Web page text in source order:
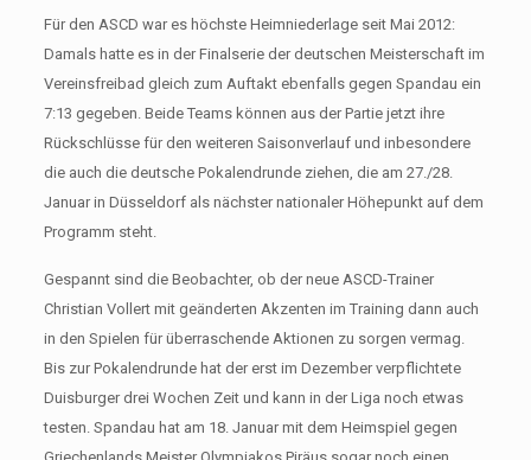
Für den ASCD war es höchste Heimniederlage seit Mai 2012:
Damals hatte es in der Finalserie der deutschen Meisterschaft im
Vereinsfreibad gleich zum Auftakt ebenfalls gegen Spandau ein
7:13 gegeben. Beide Teams können aus der Partie jetzt ihre
Rückschlüsse für den weiteren Saisonverlauf und inbesondere
die auch die deutsche Pokalendrunde ziehen, die am 27./28.
Januar in Düsseldorf als nächster nationaler Höhepunkt auf dem
Programm steht.
Gespannt sind die Beobachter, ob der neue ASCD-Trainer
Christian Vollert mit geänderten Akzenten im Training dann auch
in den Spielen für überraschende Aktionen zu sorgen vermag.
Bis zur Pokalendrunde hat der erst im Dezember verpflichtete
Duisburger drei Wochen Zeit und kann in der Liga noch etwas
testen. Spandau hat am 18. Januar mit dem Heimspiel gegen